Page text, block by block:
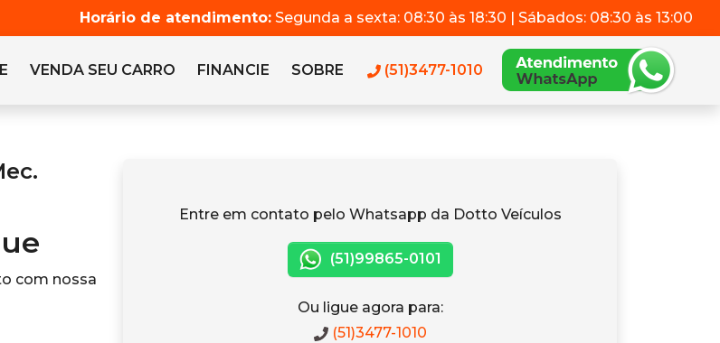
Horário de atendimento: Segunda a sexta: 08:30 às 18:30 | Sábados: 08:30 às 13:00
VENDA SEU CARRO FINANCIE SOBRE (51)3477-1010
com nossa
Entre em contato pelo Whatsapp da Dotto Veículos
(51)99865-0101
Ou ligue agora para:
(51)3477-1010